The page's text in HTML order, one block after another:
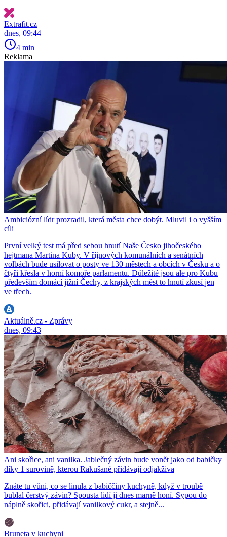
Extrafit.cz
dnes, 09:44
4 min
Reklama
Ambiciózní lídr prozradil, která města chce dobýt. Mluvil i o vyšším
cíli
První velký test má před sebou hnutí Naše Česko jihočeského
hejtmana Martina Kuby. V říjnových komunálních a senátních
volbách bude usilovat o posty ve 130 městech a obcích v Česku a o
čtyři křesla v horní komoře parlamentu. Důležité jsou ale pro Kubu
především domácí jižní Čechy, z krajských měst to hnutí zkusí jen
ve třech.
Aktuálně.cz - Zprávy
dnes, 09:43
Ani skořice, ani vanilka. Jablečný závin bude vonět jako od babičky
díky 1 surovině, kterou Rakušané přidávají odjakživa
Znáte tu vůni, co se linula z babiččiny kuchyně, když v troubě
bublal čerstvý závin? Spousta lidí ji dnes marně honí. Sypou do
náplně skořici, přidávají vanilkový cukr, a stejně...
Bruneta v kuchyni